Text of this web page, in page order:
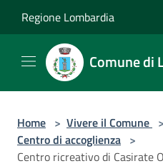
Regione Lombardia
Comune di
Home > Vivere il Comune >
Centro di accoglienza >
Centro ricreativo di Casirate